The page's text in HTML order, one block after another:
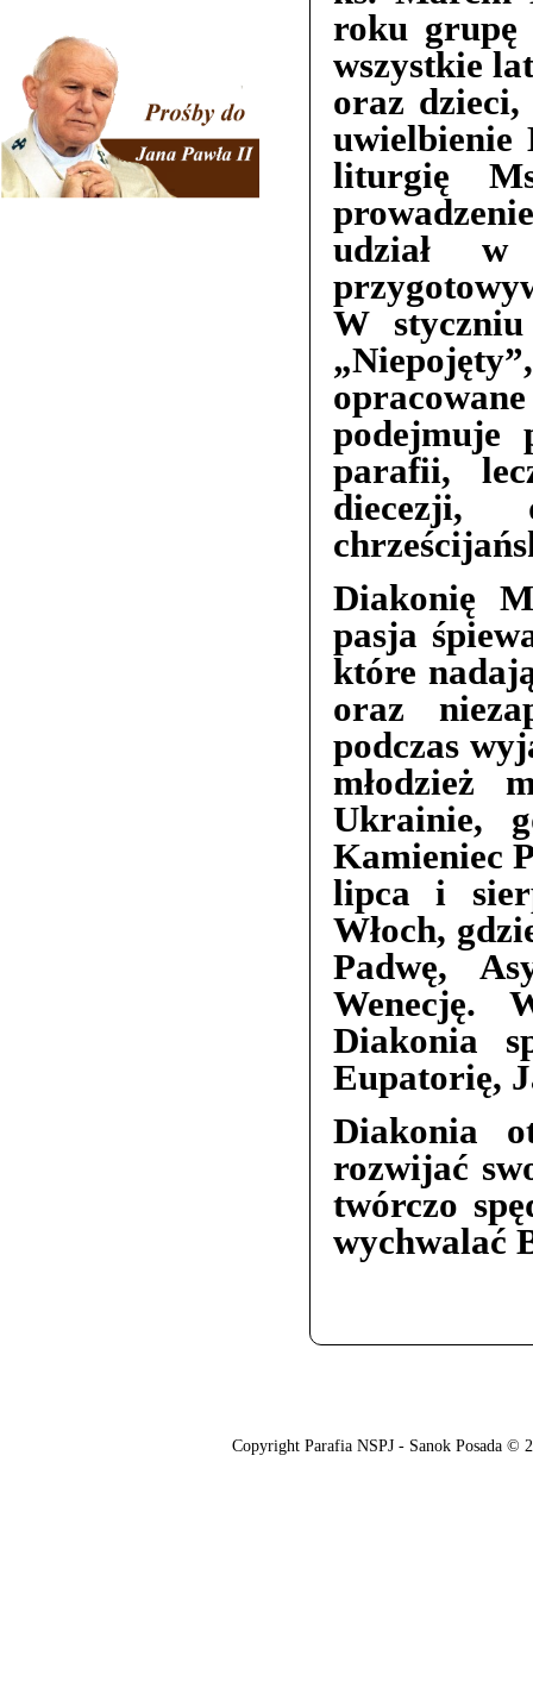
roku
wszystkie
oraz
uwielbienie
liturgię
udział
W
podejmuje
parafii,
diecezji,
Diakonię
pasja
które
oraz
podczas
młodzież
Ukrainie,
Kamieniec
lipca i
Włoch,
Padwę,
Wenecję.
Diakonia
Eupatorię,
Diakonia
rozwijać
twórczo
wychwalać
Copyright Parafia NSPJ - Sanok